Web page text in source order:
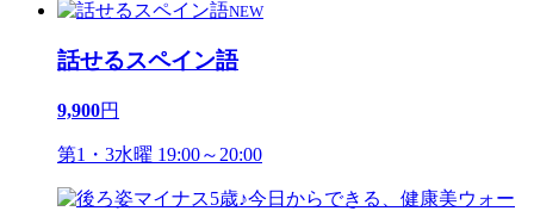
NEW
話せるスペイン語
9,900円
第1・3水曜 19:00～20:00